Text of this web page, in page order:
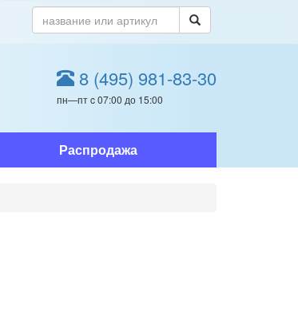
8 (495) 981-83-30
пн—пт c 07:00 до 15:00
Распродажа